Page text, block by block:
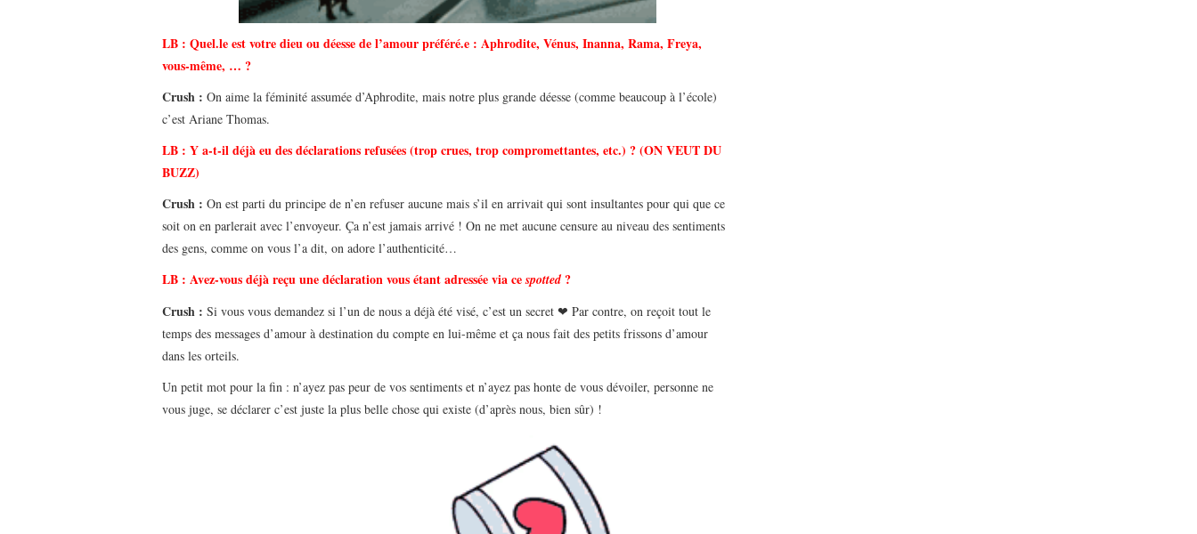
LB : Quel.le est votre dieu ou déesse de l’amour préféré.e : Aphrodite, Vénus, Inanna, Rama, Freya,
vous-même, … ?
Crush : On aime la féminité assumée d’Aphrodite, mais notre plus grande déesse (comme beaucoup à l’école)
c’est Ariane Thomas.
LB : Y a-t-il déjà eu des déclarations refusées (trop crues, trop compromettantes, etc.) ? (ON VEUT DU
BUZZ)
Crush : On est parti du principe de n’en refuser aucune mais s’il en arrivait qui sont insultantes pour qui que ce
soit on en parlerait avec l’envoyeur. Ça n’est jamais arrivé ! On ne met aucune censure au niveau des sentiments
des gens, comme on vous l’a dit, on adore l’authenticité…
LB : Avez-vous déjà reçu une déclaration vous étant adressée via cespotted?
Crush : Si vous vous demandez si l’un de nous a déjà été visé, c’est un secret ❤ Par contre, on reçoit tout le
temps des messages d’amour à destination du compte en lui-même et ça nous fait des petits frissons d’amour
dans les orteils.
Un petit mot pour la fin : n’ayez pas peur de vos sentiments et n’ayez pas honte de vous dévoiler, personne ne
vous juge, se déclarer c’est juste la plus belle chose qui existe (d’après nous, bien sûr) !